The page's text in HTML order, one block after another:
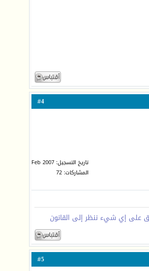
4
تاريخ التسجيل: Feb 2007
المشاركات: 72
على إي شيء ننظر إلى القانون
5